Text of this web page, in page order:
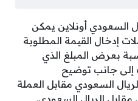
السعودي أونلاين يمكن
إدخال القيمة المطلوبة
بعرض المبلغ الذي
إلى جانب توضيح
السعودي مقابل العملة
مقابل الريال السعودي.